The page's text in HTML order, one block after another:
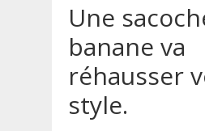
Une
banane va
réhausser
style.